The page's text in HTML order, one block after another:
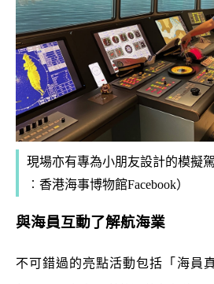
現場亦有專為小朋友設計的模擬
︰ 香港海事博物館Facebook）
與海員互動了解航海業
不可錯過的亮點活動包括「海員